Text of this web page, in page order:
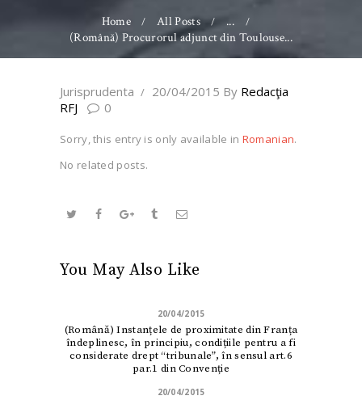
Home All Posts
...
(Română) Procurorul adjunct din Toulouse...
Jurisprudenta 20/04/2015 By Redacţia
RFJ
0
Sorry, this entry is only available in Romanian.
No related posts.
You May Also Like
20/04/2015
(Română) Instanțele de proximitate din Franța
îndeplinesc, în principiu, condițiile pentru a fi
considerate drept “tribunale”, în sensul art.6
par.1 din Convenție
20/04/2015